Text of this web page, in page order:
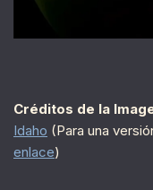
Créditos de la
Idaho (Para una
enlace)